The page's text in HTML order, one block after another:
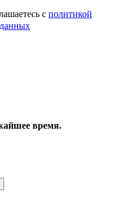
с политикой
время.